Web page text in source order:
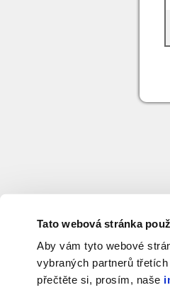
Tato webová stránka
Aby vám tyto webové
vybraných partnerů
přečtěte si, prosím, naše